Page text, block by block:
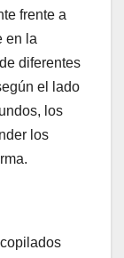
frente a
en la
diferentes
el lado
los
los